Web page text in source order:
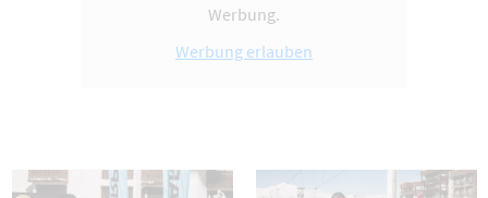
Werbung.
Werbung erlauben